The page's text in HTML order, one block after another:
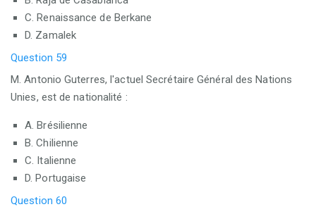
C. Renaissance de Berkane
D. Zamalek
Question 59
M. Antonio Guterres, l'actuel Secrétaire Général des Nations
Unies, est de nationalité :
A. Brésilienne
B. Chilienne
C. Italienne
D. Portugaise
Question 60